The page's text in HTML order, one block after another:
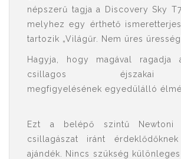
népszerű tagja a Discovery Sky
melyhez egy érthető
tartozik „Világűr. Nem üres
Hagyja, hogy magával
csillagos éjszakai
megfigyelésének egyedülálló
Ezt a belépő szintű Newtoni
csillagászat iránt
ajándék. Nincs szükség különleges